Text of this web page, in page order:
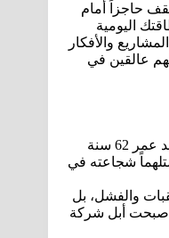
حاجزاً أمام
اليومية
والأفكار
عالقين في
كولونيل ساندرز بدأ مشروعه بعد عمر 62 سنة
شجاعته في
والفشل، بل
أصبحت أبل شركة